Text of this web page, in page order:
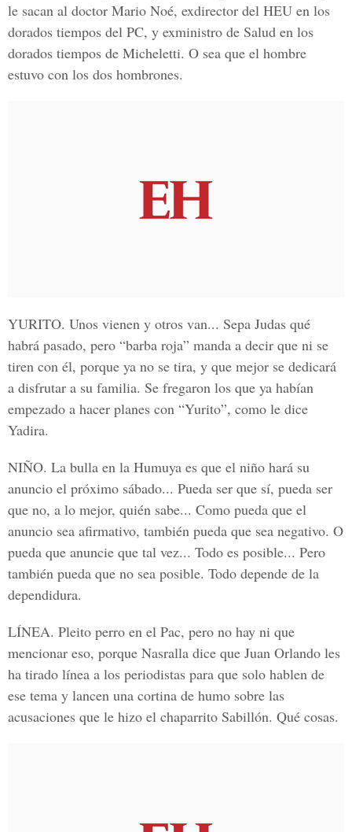
le sacan al doctor Mario Noé, exdirector del HEU en los
dorados tiempos del PC, y exministro de Salud en los
dorados tiempos de Micheletti. O sea que el hombre
estuvo con los dos hombrones.
YURITO. Unos vienen y otros van... Sepa Judas qué
habrá pasado, pero “barba roja” manda a decir que ni se
tiren con él, porque ya no se tira, y que mejor se dedicará
a disfrutar a su familia. Se fregaron los que ya habían
empezado a hacer planes con “Yurito”, como le dice
Yadira.
NIÑO. La bulla en la Humuya es que el niño hará su
anuncio el próximo sábado... Pueda ser que sí, pueda ser
que no, a lo mejor, quién sabe... Como pueda que el
anuncio sea afirmativo, también pueda que sea negativo. O
pueda que anuncie que tal vez... Todo es posible... Pero
también pueda que no sea posible. Todo depende de la
dependidura.
LÍNEA. Pleito perro en el Pac, pero no hay ni que
mencionar eso, porque Nasralla dice que Juan Orlando les
ha tirado línea a los periodistas para que solo hablen de
ese tema y lancen una cortina de humo sobre las
acusaciones que le hizo el chaparrito Sabillón. Qué cosas.